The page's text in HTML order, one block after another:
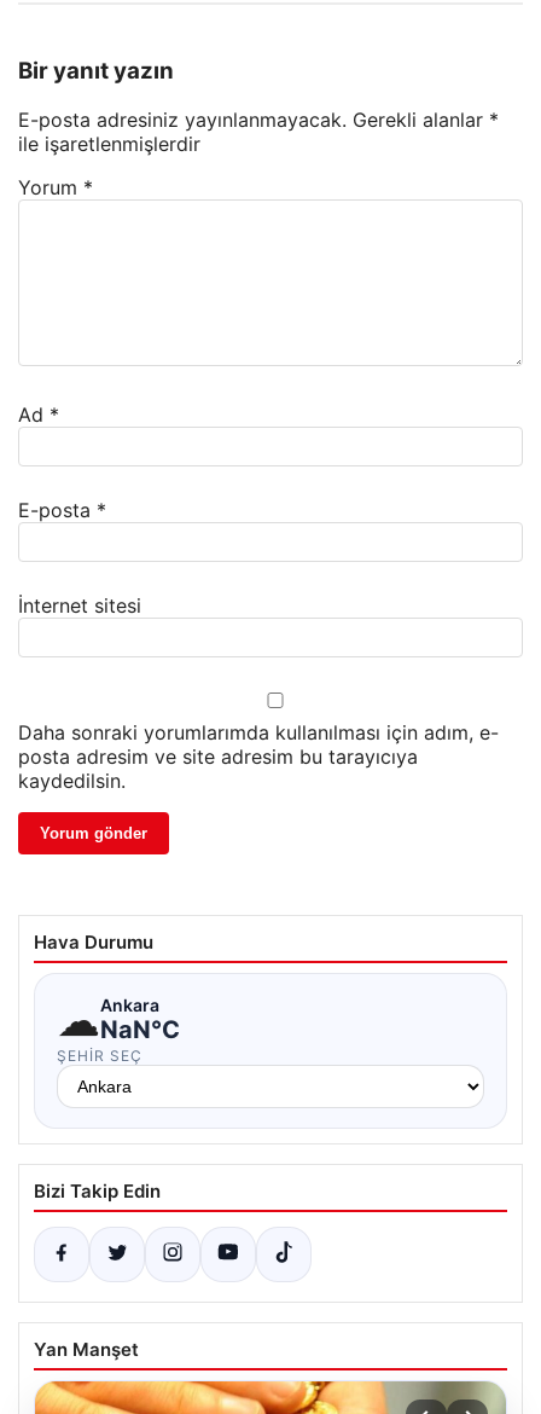
Bir yanıt yazın
E-posta adresiniz yayınlanmayacak. Gerekli alanlar *
ile işaretlenmişlerdir
Yorum *
Ad *
E-posta *
İnternet sitesi
Daha sonraki yorumlarımda kullanılması için adım, e-
posta adresim ve site adresim bu tarayıcıya
kaydedilsin.
Hava Durumu
☁Ankara
NaN°C
ŞEHIR SEÇ
Bizi Takip Edin
Yan Manşet